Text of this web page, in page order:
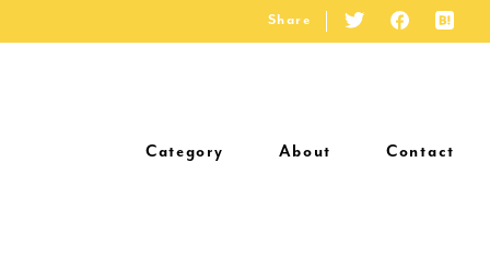
Share
Category About Contact